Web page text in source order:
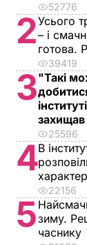
52776
2Усього
– і
готова.
39419
3"Такі
25596
4В
22156
5зиму.
часнику